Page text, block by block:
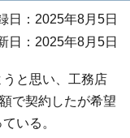
日：2025年8月5日
日：2025年8月5日
と思い、工務店
で契約したが希望
いる。